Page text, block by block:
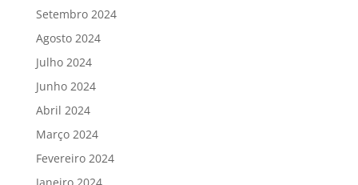
Setembro 2024
Agosto 2024
Julho 2024
Junho 2024
Abril 2024
Março 2024
Fevereiro 2024